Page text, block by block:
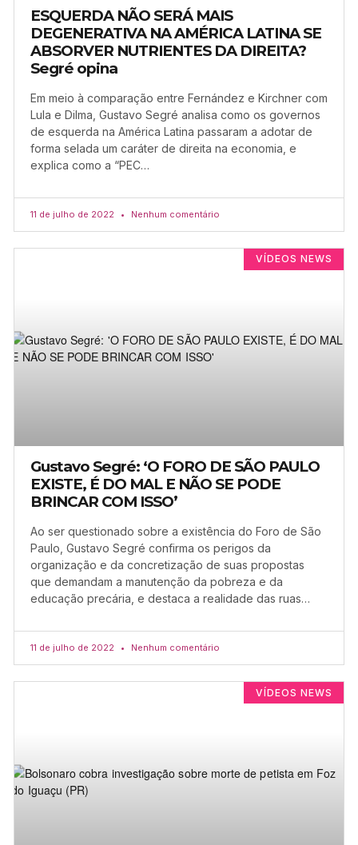
ESQUERDA NÃO SERÁ MAIS
DEGENERATIVA NA AMÉRICA LATINA SE
ABSORVER NUTRIENTES DA DIREITA?
Segré opina
Em meio à comparação entre Fernández e Kirchner com
Lula e Dilma, Gustavo Segré analisa como os governos
de esquerda na América Latina passaram a adotar de
forma selada um caráter de direita na economia, e
explica como a “PEC…
11 de julho de 2022 Nenhum comentário
VÍDEOS NEWS
Gustavo Segré: ‘O FORO DE SÃO PAULO
EXISTE, É DO MAL E NÃO SE PODE
BRINCAR COM ISSO’
Ao ser questionado sobre a existência do Foro de São
Paulo, Gustavo Segré confirma os perigos da
organização e da concretização de suas propostas
que demandam a manutenção da pobreza e da
educação precária, e destaca a realidade das ruas…
11 de julho de 2022 Nenhum comentário
VÍDEOS NEWS